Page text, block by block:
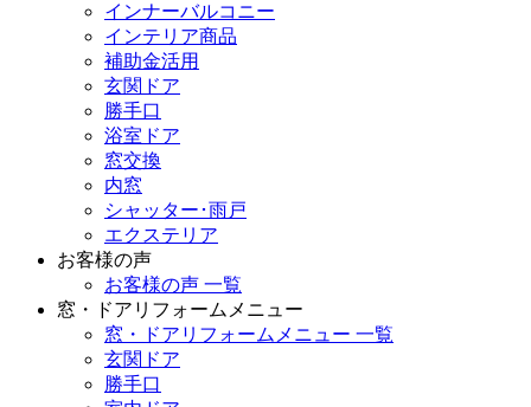
インナーバルコニー
インテリア商品
補助金活用
玄関ドア
勝手口
浴室ドア
窓交換
内窓
シャッター･雨戸
エクステリア
お客様の声
お客様の声 一覧
窓・ドアリフォームメニュー
窓・ドアリフォームメニュー 一覧
玄関ドア
勝手口